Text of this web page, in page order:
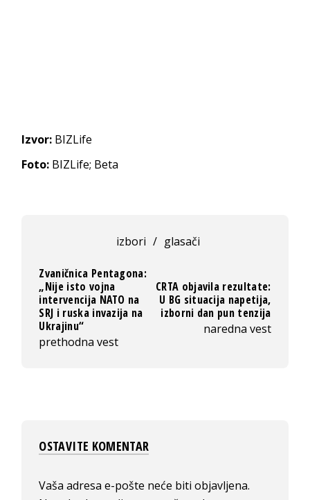
Izvor: BIZLife
Foto: BIZLife; Beta
izbori / glasači
Zvaničnica Pentagona:
„Nije isto vojna
intervencija NATO na
SRJ i ruska invazija na
Ukrajinu“
prethodna vest
CRTA objavila rezultate:
U BG situacija napetija,
izborni dan pun tenzija
naredna vest
OSTAVITE KOMENTAR
Vaša adresa e-pošte neće biti objavljena.